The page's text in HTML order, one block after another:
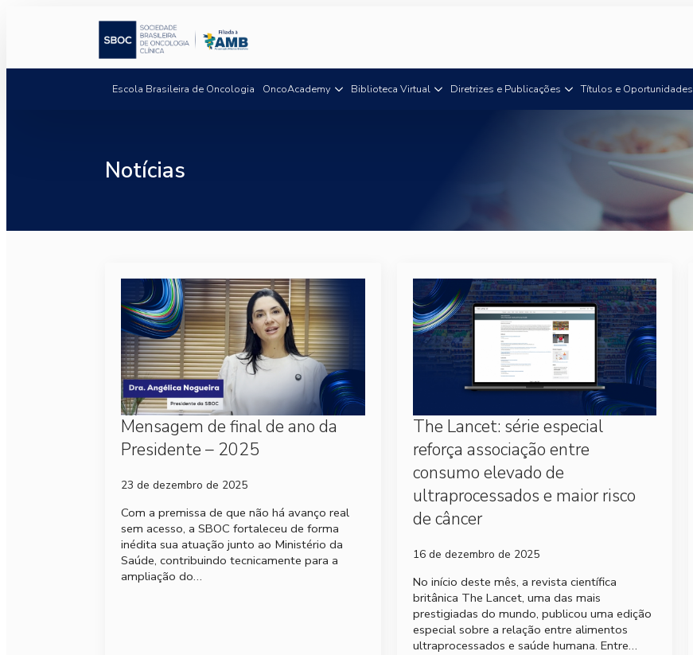
Escola Brasileira de Oncologia OncoAcademy Biblioteca Virtual Diretrizes e Publicações Títulos e Oportunidades
Notícias
Mensagem de final de ano da
Presidente – 2025
23 de dezembro de 2025
Com a premissa de que não há avanço real
sem acesso, a SBOC fortaleceu de forma
inédita sua atuação junto ao Ministério da
Saúde, contribuindo tecnicamente para a
ampliação do…
The Lancet: série especial
reforça associação entre
consumo elevado de
ultraprocessados e maior risco
de câncer
16 de dezembro de 2025
No início deste mês, a revista científica
britânica The Lancet, uma das mais
prestigiadas do mundo, publicou uma edição
especial sobre a relação entre alimentos
ultraprocessados e saúde humana. Entre…